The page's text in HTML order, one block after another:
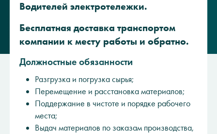
Водителей электротележки.
Бесплатная доставка транспортом
компании к месту работы и обратно.
Должностные обязанности
Разгрузка и погрузка сырья;
Перемещение и расстановка материалов;
Поддержание в чистоте и порядке рабочего
места;
Выдач материалов по заказам производства,